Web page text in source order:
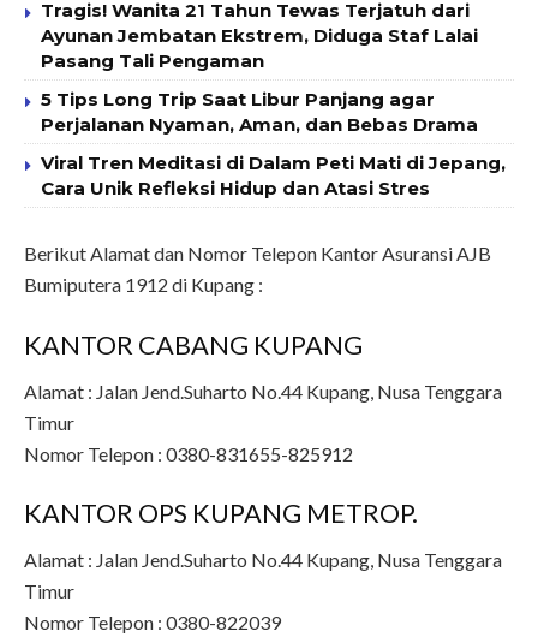
Tragis! Wanita 21 Tahun Tewas Terjatuh dari
Ayunan Jembatan Ekstrem, Diduga Staf Lalai
Pasang Tali Pengaman
5 Tips Long Trip Saat Libur Panjang agar
Perjalanan Nyaman, Aman, dan Bebas Drama
Viral Tren Meditasi di Dalam Peti Mati di Jepang,
Cara Unik Refleksi Hidup dan Atasi Stres
Berikut Alamat dan Nomor Telepon Kantor Asuransi AJB
Bumiputera 1912 di Kupang :
KANTOR CABANG KUPANG
Alamat : Jalan Jend.Suharto No.44 Kupang, Nusa Tenggara
Timur
Nomor Telepon : 0380-831655-825912
KANTOR OPS KUPANG METROP.
Alamat : Jalan Jend.Suharto No.44 Kupang, Nusa Tenggara
Timur
Nomor Telepon : 0380-822039